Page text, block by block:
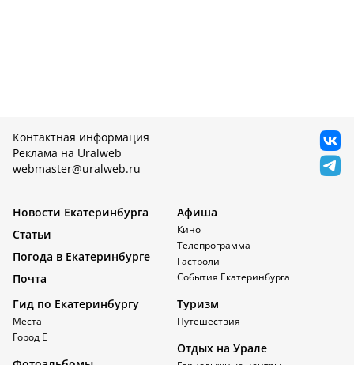
Контактная информация
Реклама на Uralweb
webmaster@uralweb.ru
Новости Екатеринбурга
Статьи
Погода в Екатеринбурге
Почта
Афиша
Кино
Телепрограмма
Гастроли
События Екатеринбурга
Гид по Екатеринбургу
Места
Город Е
Туризм
Путешествия
Отдых на Урале